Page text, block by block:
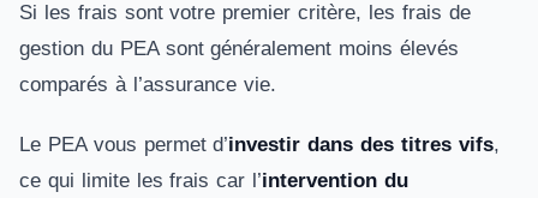
Si les frais sont votre premier critère, les frais de
gestion du PEA sont généralement moins élevés
comparés à l’assurance vie.
Le PEA vous permet d’investir dans des titres vifs,
ce qui limite les frais car l’intervention du